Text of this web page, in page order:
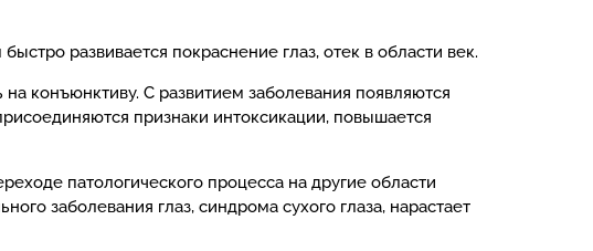
развивается покраснение глаз, отек в области век.
конъюнктиву. С развитием заболевания появляются
признаки интоксикации, повышается
патологического процесса на другие области
заболевания глаз, синдрома сухого глаза, нарастает